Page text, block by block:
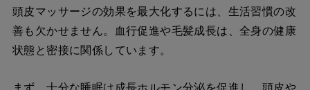
頭皮マッサージの効果を最大化するには、生活習慣の改
善も欠かせません。血行促進や毛髪成長は、全身の健康
状態と密接に関係しています。
まず、十分な睡眠は成長ホルモン分泌を促進し、頭皮や